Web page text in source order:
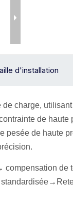
d'installation
de charge,
de
de haute
compensation de